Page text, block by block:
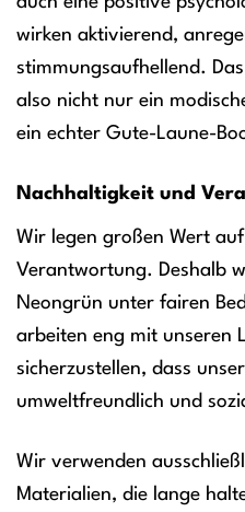
wirken aktivierend,
stimmungsaufhellend.
also nicht nur ein
ein echter Gute-Laune-
Nachhaltigkeit und
Wir legen großen Wert
Verantwortung. Deshalb
Neongrün unter fairen
arbeiten eng mit unseren
sicherzustellen, dass
umweltfreundlich und
Wir verwenden
Materialien, die lange